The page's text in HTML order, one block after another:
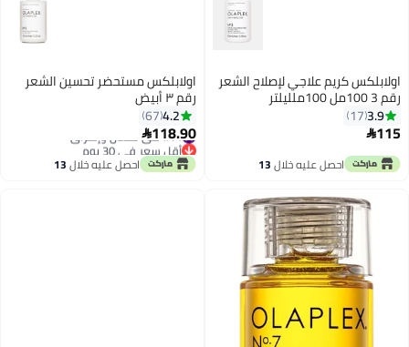
اولابلكس كريم علاجي لإصلاح الشعر
رقم 3 100مل 100ملليلتر
3.9
17
115
احصل عليه خلال13
اولابلكس مستحضر تحسين الشعر
رقم ٣ أبيض
4.2
67
118.90
#14 في لمعان وإشراق
أقل سعر في 30 يوم
#14 في لمعان وإشراق احصل عليه خلال13